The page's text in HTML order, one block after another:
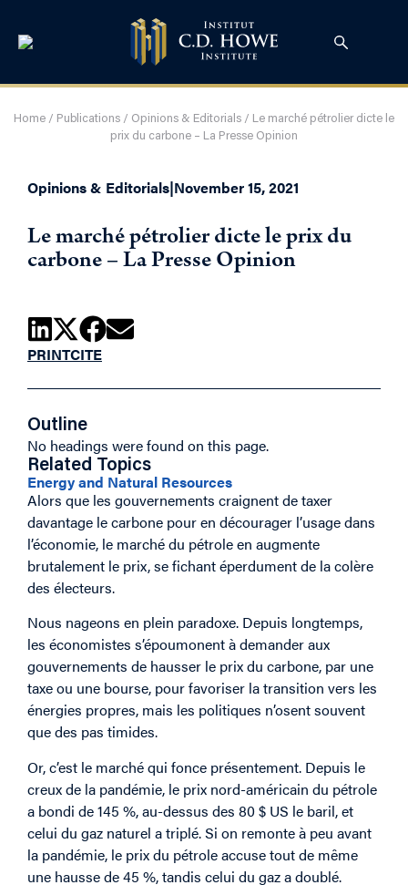
Home / Publications / Opinions & Editorials / Le marché pétrolier dicte le
prix du carbone – La Presse Opinion
Opinions & Editorials|November 15, 2021
Le marché pétrolier dicte le prix du
carbone – La Presse Opinion
PRINTCITE
Outline
No headings were found on this page.
Related Topics
Energy and Natural Resources
Alors que les gouvernements craignent de taxer
davantage le carbone pour en décourager l’usage dans
l’économie, le marché du pétrole en augmente
brutalement le prix, se fichant éperdument de la colère
des électeurs.
Nous nageons en plein paradoxe. Depuis longtemps,
les économistes s’époumonent à demander aux
gouvernements de hausser le prix du carbone, par une
taxe ou une bourse, pour favoriser la transition vers les
énergies propres, mais les politiques n’osent souvent
que des pas timides.
Or, c’est le marché qui fonce présentement. Depuis le
creux de la pandémie, le prix nord-américain du pétrole
a bondi de 145 %, au-dessus des 80 $ US le baril, et
celui du gaz naturel a triplé. Si on remonte à peu avant
la pandémie, le prix du pétrole accuse tout de même
une hausse de 45 %, tandis celui du gaz a doublé.